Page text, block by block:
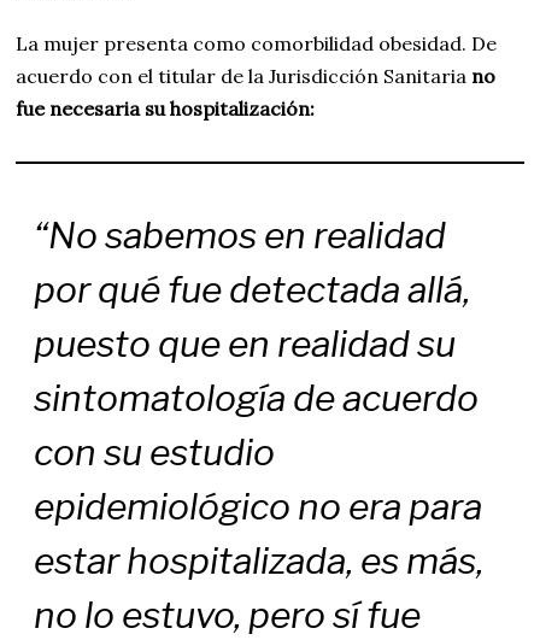
La mujer presenta como comorbilidad obesidad. De
acuerdo con el titular de la Jurisdicción Sanitaria no
fue necesaria su hospitalización:
“No sabemos en realidad
por qué fue detectada allá,
puesto que en realidad su
sintomatología de acuerdo
con su estudio
epidemiológico no era para
estar hospitalizada, es más,
no lo estuvo, pero sí fue